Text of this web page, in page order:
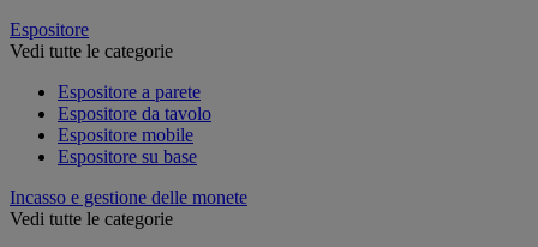
Espositore
Vedi tutte le categorie
Espositore a parete
Espositore da tavolo
Espositore mobile
Espositore su base
Incasso e gestione delle monete
Vedi tutte le categorie